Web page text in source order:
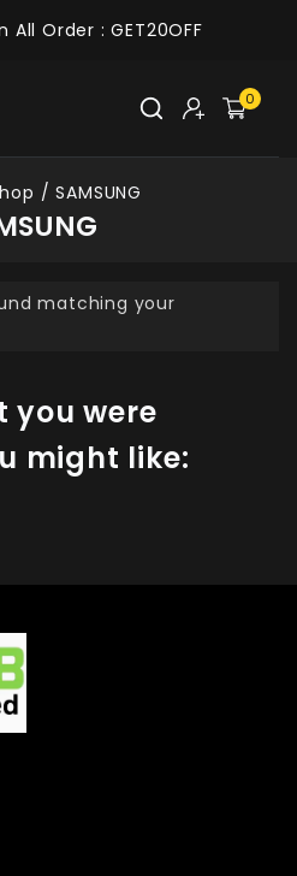
All Order : GET20OFF
0
/ SAMSUNG
matching your
you were
might like: